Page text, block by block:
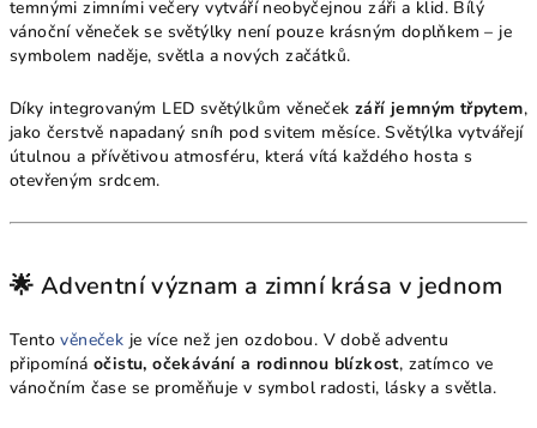
temnými zimními večery vytváří neobyčejnou záři a klid. Bílý
vánoční věneček se světýlky není pouze krásným doplňkem – je
symbolem naděje, světla a nových začátků.
Díky integrovaným LED světýlkům věneček září jemným třpytem,
jako čerstvě napadaný sníh pod svitem měsíce. Světýlka vytvářejí
útulnou a přívětivou atmosféru, která vítá každého hosta s
otevřeným srdcem.
🌟 Adventní význam a zimní krása v jednom
Tentověneček je více než jen ozdobou. V době adventu
připomínáočistu, očekávání a rodinnou blízkost, zatímco ve
vánočním čase se proměňuje v symbol radosti, lásky a světla.